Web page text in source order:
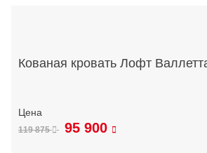
Кованая кровать Лофт
119 875 95 900